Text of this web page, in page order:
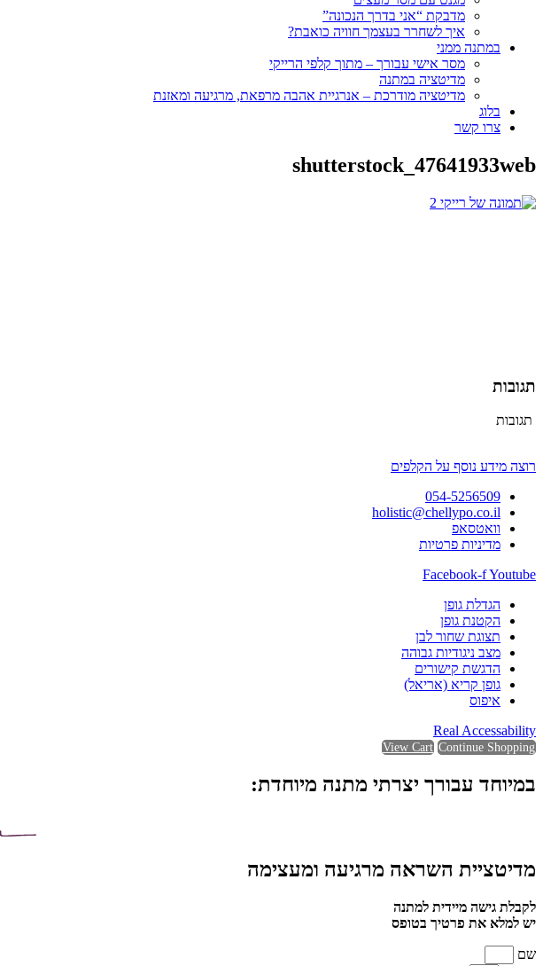
מדבקת “אני בדרך הנכונה”
איך לשחרר בעצמך חוויה כואבת?
במתנה ממני
מסר אישי עבורך – מתוך קלפי הרייקי
מדיטציה במתנה
מדיטציה מודרכת – אנרגיית אהבה מרפאת, מרגיעה ומאזנת
בלוג
צרו קשר
shutterstock_47641933web
תגובות
תגובות
רוצה מידע נוסף על הקלפים
054-5256509
holistic@chellypo.co.il
וואטסאפ
מדיניות פרטיות
Facebook-fYoutube
הגדלת גופן
הקטנת גופן
תצוגת שחור לבן
מצב ניגודיות גבוהה
הדגשת קישורים
גופן קריא (אריאל)
איפוס
Real Accessability
View Cart Continue Shopping
במיוחד עבורך יצרתי מתנה מיוחדת:
מדיטציית השראה מרגיעה ומעצימה
לקבלת גישה מיידית למתנה
יש למלא את פרטיך בטופס
שם